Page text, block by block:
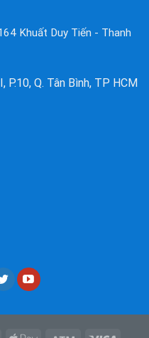
Khuất Duy Tiến - Thanh
P.10, Q. Tân Bình, TP HCM